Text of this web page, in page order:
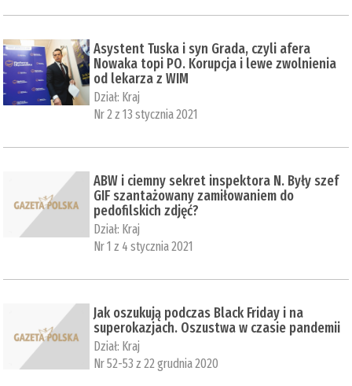
Asystent Tuska i syn Grada, czyli afera
Nowaka topi PO. Korupcja i lewe zwolnienia
od lekarza z WIM
Dział: Kraj
Nr 2 z 13 stycznia 2021
ABW i ciemny sekret inspektora N. Były szef
GIF szantażowany zamiłowaniem do
pedofilskich zdjęć?
Dział: Kraj
Nr 1 z 4 stycznia 2021
Jak oszukują podczas Black Friday i na
superokazjach. Oszustwa w czasie pandemii
Dział: Kraj
Nr 52-53 z 22 grudnia 2020